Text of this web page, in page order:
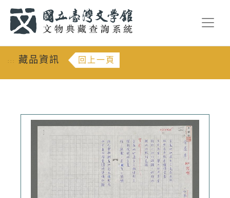
::: 藏品資訊 回上一頁